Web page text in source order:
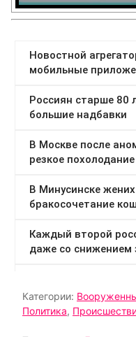
Категории:
Политика,